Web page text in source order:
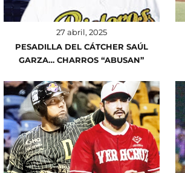
27 abril, 2025
PESADILLA DEL CÁTCHER SAÚL
GARZA… CHARROS “ABUSAN”